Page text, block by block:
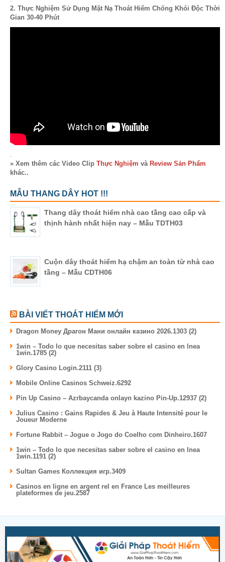
2. Thực Nghiệm Sử Dụng Mặt Nạ Thoát Hiểm Chống Khói Độc Thời
Gian 30-40 Phút
» Xem thêm các Video Clip Thực Nghiệm và Review Sản Phẩm
khác..
MẪU THANG DÂY HOT !!!
Thang dây thoát hiểm nhà cao tầng cao cấp và
thịnh hành nhất hiện nay – Mẫu TDTH03
Cuộn dây thoát hiểm hạ chậm an toàn từ nhà cao
tầng – Mẫu CDTH06
BÀI VIẾT THOÁT HIỂM MỚI
Dragon Money Драгон Мани онлайн казино 2026.1303 (2)
1win – Todo lo que necesitas saber sobre el casino en lnea
1win.1785 (2)
Glory Casino Login.2111 (3)
Mobile Online Casinos Schweiz.6292
Pin Up Casino – Azrbaycanda onlayn kazino Pin-Up.12937 (2)
Julius Casino : Gains Rapides & Jeu à Haute Intensité pour le
Joueur Moderne
Fortune Rabbit – Jogue o Jogo do Coelho com Dinheiro.1607
1win – Todo lo que necesitas saber sobre el casino en lnea
1win.1191 (2)
Sultan Games Коллекция игр.3409
Casinos en ligne en argent rel en France Les meilleures
plateformes de jeu.2587